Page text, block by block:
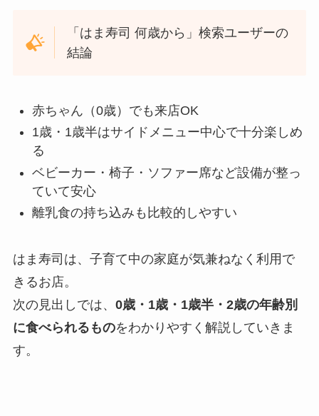
「はま寿司 何歳から」検索ユーザーの
結論
赤ちゃん（0歳）でも来店OK
1歳・1歳半はサイドメニュー中心で十分楽しめ
る
ベビーカー・椅子・ソファー席など設備が整っ
ていて安心
離乳食の持ち込みも比較的しやすい
はま寿司は、子育て中の家庭が気兼ねなく利用で
きるお店。
次の見出しでは、 0歳・1歳・1歳半・2歳の年齢別
に食べられるものをわかりやすく解説していきま
す。